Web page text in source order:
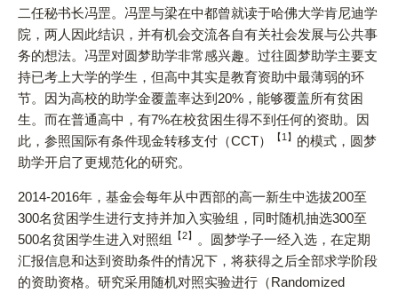
二任秘书长冯罡。冯罡与梁在中都曾就读于哈佛大学肯尼迪学
院，两人因此结识，并有机会交流各自有关社会发展与公共事
务的想法。冯罡对圆梦助学非常感兴趣。过往圆梦助学主要支
持已考上大学的学生，但高中其实是教育资助中最薄弱的环
节。因为高校的助学金覆盖率达到20%，能够覆盖所有贫困
生。而在普通高中，有7%在校贫困生得不到任何的资助。因
此，参照国际有条件现金转移支付（CCT）
【1】 的模式，圆梦
助学开启了更规范化的研究。
2014-2016年，基金会每年从中西部的高一新生中选拔200至
300名贫困学生进行支持并加入实验组，同时随机抽选300至
500名贫困学生进入对照组
【2】
。圆梦学子一经入选，在定期
汇报信息和达到资助条件的情况下，将获得之后全部求学阶段
的资助资格。研究采用随机对照实验进行（Randomized